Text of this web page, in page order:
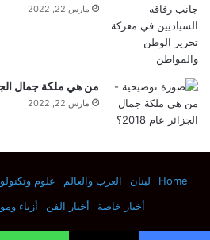
يقول كاردوسو دا سيلفا:
وسؤالك، يمكنك استخدام
مختلفة”.
مارس 22, 2022
من هي ملكة جمال
مارس 22, 2022
Home لبنان العرب والعالم علوم
أخبار خاصة
أخبار الفن أزياء